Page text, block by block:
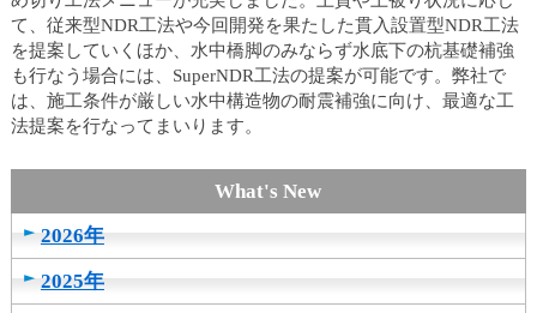
て、従来型NDR工法や今回開発を果たした貫入設置型NDR工法
を提案していくほか、水中橋脚のみならず水底下の杭基礎補強
も行なう場合には、SuperNDR工法の提案が可能です。弊社で
は、施工条件が厳しい水中構造物の耐震補強に向け、最適な工
法提案を行なってまいります。
2026年
2025年